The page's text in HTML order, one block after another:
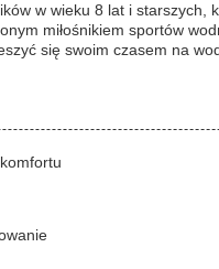
w wieku 8 lat i starszych,
miłośnikiem sportów
się swoim czasem na